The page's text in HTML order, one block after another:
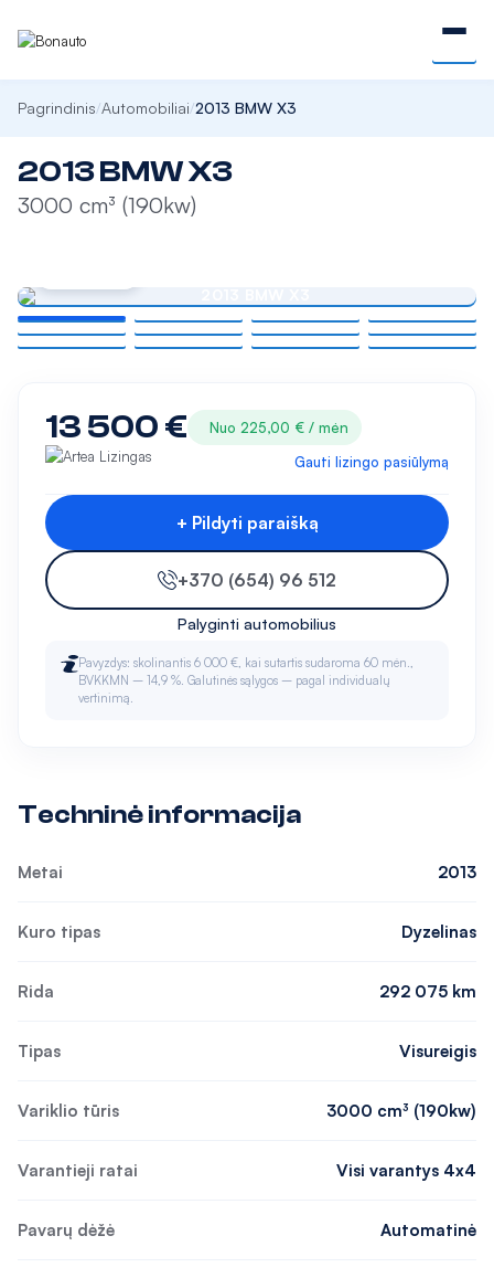
Pagrindinis/Automobiliai/2013 BMW X3
2013 BMW X3
3000 cm³ (190kw)
13 500 €
Nuo 225,00 € / mėn
Gauti lizingo pasiūlymą
+ Pildyti paraišką
+370 (654) 96 512
Palyginti automobilius
Pavyzdys: skolinantis 6 000 €, kai sutartis sudaroma 60 mėn.,
BVKKMN – 14,9 %. Galutinės sąlygos – pagal individualų
vertinimą.
Techninė informacija
Metai 2013
Kuro tipas Dyzelinas
Rida 292 075 km
Tipas Visureigis
Variklio tūris 3000 cm³ (190kw)
Varantieji ratai Visi varantys 4x4
Pavarų dėžė Automatinė